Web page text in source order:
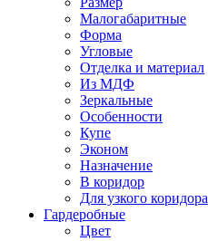
Малогабаритные
Форма
Угловые
Отделка и материал
Из МДФ
Зеркальные
Особенности
Купе
Эконом
Назначение
В коридор
Для узкого коридора
Гардеробные
Цвет